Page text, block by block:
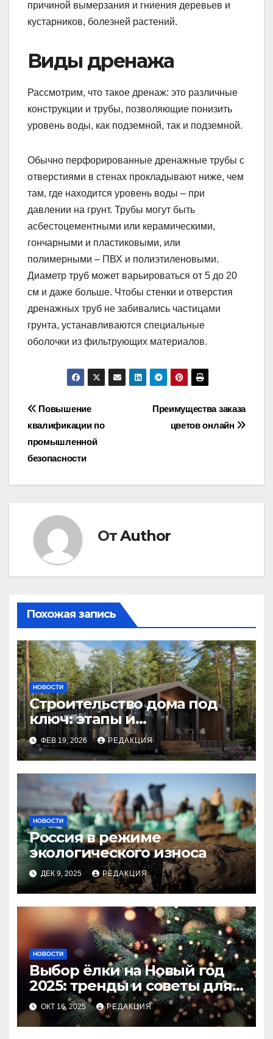
причиной вымерзания и гниения деревьев и
кустарников, болезней растений.
Виды дренажа
Рассмотрим, что такое дренаж: это различные
конструкции и трубы, позволяющие понизить
уровень воды, как подземной, так и подземной.
Обычно перфорированные дренажные трубы с
отверстиями в стенах прокладывают ниже, чем
там, где находится уровень воды – при
давлении на грунт. Трубы могут быть
асбестоцементными или керамическими,
гончарными и пластиковыми, или
полимерными – ПВХ и полиэтиленовыми.
Диаметр труб может варьироваться от 5 до 20
см и даже больше. Чтобы стенки и отверстия
дренажных труб не забивались частицами
грунта, устанавливаются специальные
оболочки из фильтрующих материалов.
Навигация
по
записям
Преимущества заказа
цветов онлайн
Повышение
квалификации по
промышленной
безопасности
ОтAuthor
Похожая запись
НОВОСТИ
Строительство дома под
ключ: этапы и
планирование бюджета
ФЕВ 19, 2026 РЕДАКЦИЯ
НОВОСТИ
Россия в режиме
экологического износа
ДЕК 9, 2025 РЕДАКЦИЯ
НОВОСТИ
Выбор ёлки на Новый год
2025: тренды и советы для
идеального праздника
ОКТ 16, 2025 РЕДАКЦИЯ